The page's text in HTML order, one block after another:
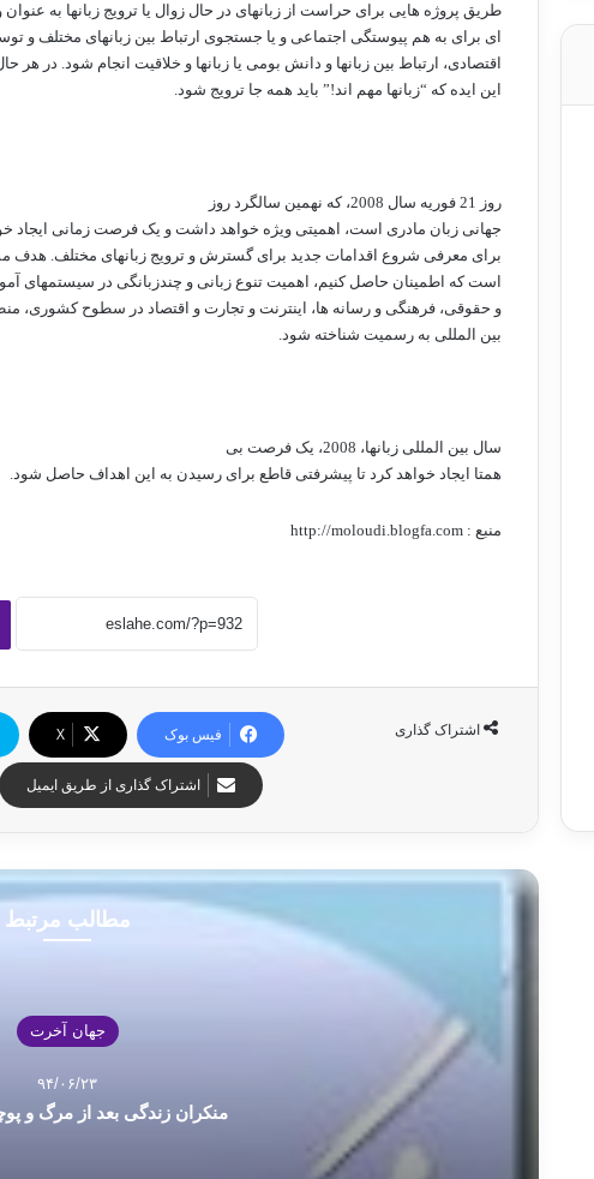
طریق پروژه هایی برای حراست از زبانهای در حال زوال یا ترویج زبانها به عنوان
ای برای به هم پیوستگی اجتماعی و یا جستجوی ارتباط بین زبانهای مختلف و
اقتصادی، ارتباط بین زبانها و دانش بومی یا زبانها و خلاقیت انجام شود. در هر
این ایده که “زبانها مهم اند!” باید همه جا ترویج شود.
روز 21 فوریه سال 2008، که نهمین سالگرد روز
جهانی زبان مادری است، اهمیتی ویژه خواهد داشت و یک فرصت زمانی ایجاد
برای معرفی شروع اقدامات جدید برای گسترش و ترویج زبانهای مختلف. هدف
است که اطمینان حاصل کنیم، اهمیت تنوع زبانی و چندزبانگی در سیستمهای
و حقوقی، فرهنگی و رسانه ها، اینترنت و تجارت و اقتصاد در سطوح کشوری،
بین المللی به رسمیت شناخته شود.
سال بین المللی زبانها، 2008، یک فرصت بی
همتا ایجاد خواهد کرد تا پیشرفتی قاطع برای رسیدن به این اهداف حاصل شود.
منبع : http://moloudi.blogfa.com
اشتراک گذاری فیس بوک X
اشتراک گذاری از طریق ایمیل
مطالب مرتبط
جهان آخرت
۹۴/۰۶/۲۳
منکران زندگی بعد از مرگ و